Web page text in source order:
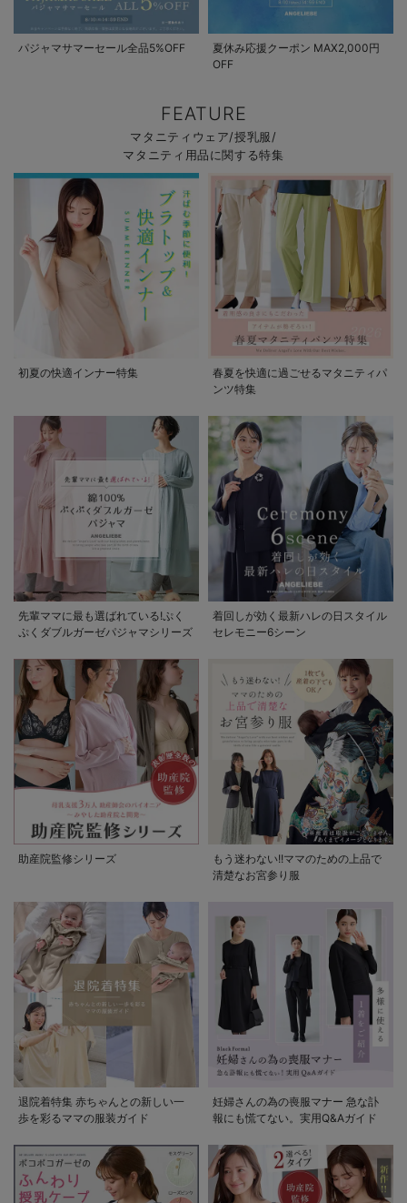
パジャマサマーセール全品5%OFF
夏休み応援クーポン MAX2,000円
OFF
FEATURE
マタニティウェア/授乳服/
マタニティ用品に関する特集
初夏の快適インナー特集
春夏を快適に過ごせるマタニティパ
ンツ特集
先輩ママに最も選ばれている!ぷく
ぷくダブルガーゼパジャマシリーズ
着回しが効く最新ハレの日スタイル
セレモニー6シーン
助産院監修シリーズ
もう迷わない!!ママのための上品で
清楚なお宮参り服
退院着特集 赤ちゃんとの新しい一
歩を彩るママの服装ガイド
妊婦さんの為の喪服マナー 急な訃
報にも慌てない。実用Q&Aガイド